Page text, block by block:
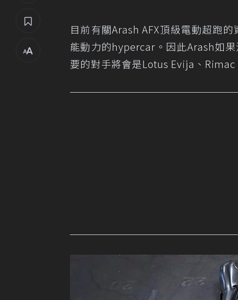
目前有關Arash AFX頂級電動超跑
能動力的hypercar。因此Arash如
要的對手將會是Lotus Evija、